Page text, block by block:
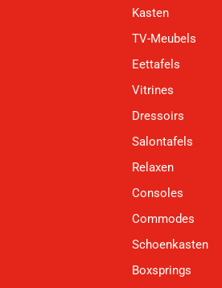
Kasten
TV-Meubels
Eettafels
Vitrines
Dressoirs
Salontafels
Relaxen
Consoles
Commodes
Schoenkasten
Boxsprings